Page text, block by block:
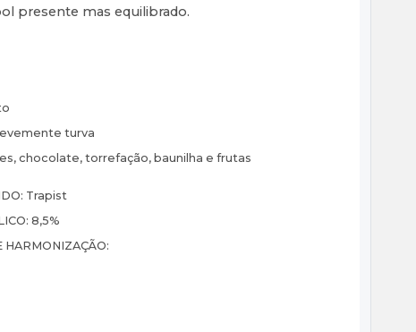
presente mas equilibrado.
turva
chocolate, torrefação, baunilha e frutas
Trapist
8,5%
HARMONIZAÇÃO: